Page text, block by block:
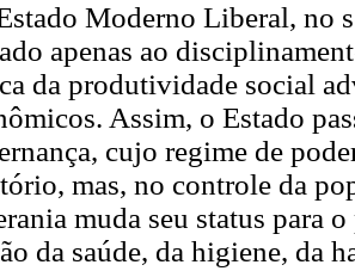
Moderno Liberal, no
apenas ao
da produtividade social
Assim, o Estado
cujo regime de
mas, no controle da
muda seu status para
da saúde, da higiene, da